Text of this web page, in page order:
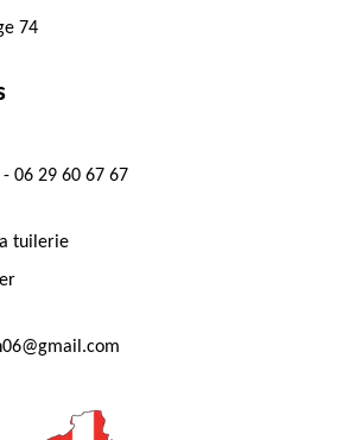
74
- 06 29 60 67 67
tuilerie